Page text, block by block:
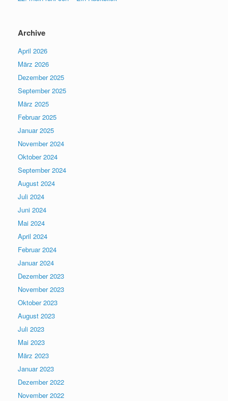
Archive
April 2026
März 2026
Dezember 2025
September 2025
März 2025
Februar 2025
Januar 2025
November 2024
Oktober 2024
September 2024
August 2024
Juli 2024
Juni 2024
Mai 2024
April 2024
Februar 2024
Januar 2024
Dezember 2023
November 2023
Oktober 2023
August 2023
Juli 2023
Mai 2023
März 2023
Januar 2023
Dezember 2022
November 2022